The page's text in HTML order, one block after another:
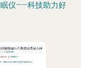
仪——科技助力好